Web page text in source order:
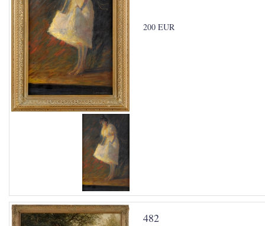
200 EUR
482